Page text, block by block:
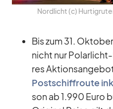
Nord­licht (c)
Bis zum 31.
nicht nur
res
Post­schif­froute
son ab 1.990 Euro